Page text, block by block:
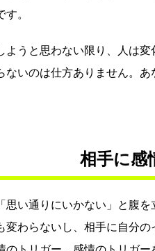
。
ようと思わない限り、人は
ないのは仕方ありません。
相手に感
思い通りにいかない」と腹
変わらないし、相手に自分